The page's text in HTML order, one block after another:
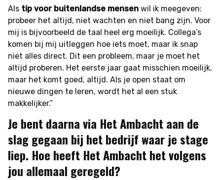
Als tip voor buitenlandse mensen wil ik meegeven:
probeer het altijd, niet wachten en niet bang zijn. Voor
mij is bijvoorbeeld de taal heel erg moeilijk. Collega’s
komen bij mij uitleggen hoe iets moet, maar ik snap
niet alles direct. Dit een probleem, maar je moet het
altijd proberen. Het eerste jaar gaat misschien moeilijk,
maar het komt goed, altijd. Als je open staat om
nieuwe dingen te leren, wordt het al een stuk
makkelijker.”
Je bent daarna via Het Ambacht aan de
slag gegaan bij het bedrijf waar je stage
liep. Hoe heeft Het Ambacht het volgens
jou allemaal geregeld?